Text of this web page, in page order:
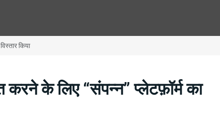
किया
के लिए “संपन्न” प्लेटफ़ॉर्म का